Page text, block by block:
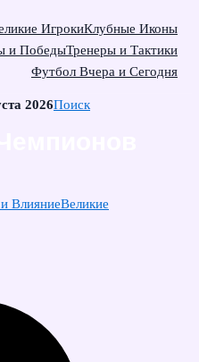
ИгрокиКлубные Иконы
и ПобедыТренеры и Тактики
Футбол Вчера и Сегодня
2026Поиск
ВлияниеВеликие